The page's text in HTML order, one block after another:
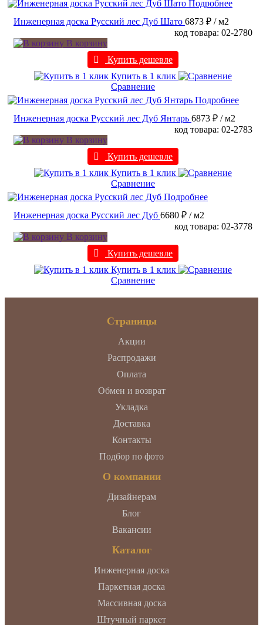
Подробнее
Инженерная доска Русский лес Дуб Шато 6873 ₽ / м2
код товара: 02-2780
В корзину
Купить дешевле
Купить в 1 клик
Сравнение
Подробнее
Инженерная доска Русский лес Дуб Янтарь 6873 ₽ / м2
код товара: 02-2783
В корзину
Купить дешевле
Купить в 1 клик
Сравнение
Подробнее
Инженерная доска Русский лес Дуб 6680 ₽ / м2
код товара: 02-3778
В корзину
Купить дешевле
Купить в 1 клик
Сравнение
Страницы
Акции
Распродажи
Оплата
Обмен и возврат
Укладка
Доставка
Контакты
Подбор по фото
О компании
Дизайнерам
Блог
Вакансии
Каталог
Инженерная доска
Паркетная доска
Массивная доска
Штучный паркет